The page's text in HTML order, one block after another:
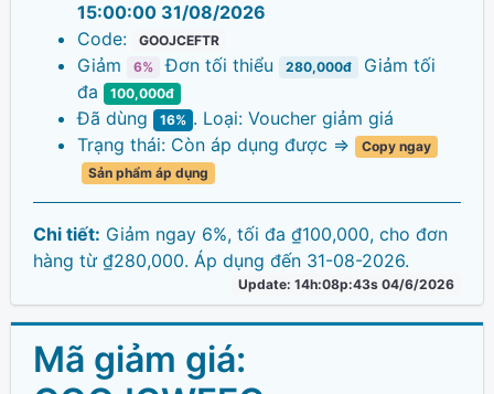
15:00:00 31/08/2026
Code:
GOOJCEFTR
Giảm 6% Đơn tối thiểu 280,000đ
Giảm tối
đa
100,000đ
Đã dùng 16% . Loại: Voucher giảm giá
Trạng thái: Còn áp dụng được =>
Copy ngay
Sản phẩm áp dụng
Chi tiết: Giảm ngay 6%, tối đa ₫100,000, cho đơn
hàng từ ₫280,000. Áp dụng đến 31-08-2026.
Update: 14h:08p:43s 04/6/2026
Mã giảm giá: